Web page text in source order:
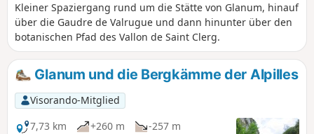
Kleiner Spaziergang rund um die Stätte von Glanum, hinauf
über die Gaudre de Valrugue und dann hinunter über den
botanischen Pfad des Vallon de Saint Clerg.
Glanum und die Bergkämme der Alpilles
Visorando-Mitglied
7,73 km
+260 m
-257 m